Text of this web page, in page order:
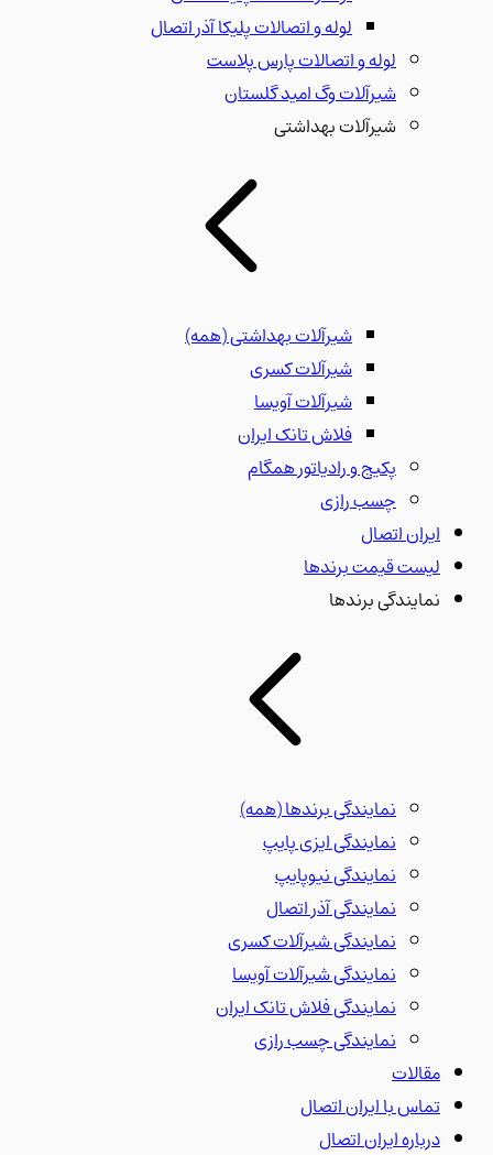
لوله و اتصالات پلیکا آذر اتصال
لوله و اتصالات پارس پلاست
شیرآلات وگ امید گلستان
شیرآلات بهداشتی
شیرآلات بهداشتی(همه)
شیرآلات کسری
شیرآلات آویسا
فلاش تانک ایران
پکیج و رادیاتور همگام
چسب رازی
ایران اتصال
لیست قیمت برندها
نمایندگی برندها
نمایندگی برندها(همه)
نمایندگی ایزی پایپ
نمایندگی نیوپایپ
نمایندگی آذر اتصال
نمایندگی شیرآلات کسری
نمایندگی شیرآلات آویسا
نمایندگی فلاش تانک ایران
نمایندگی چسب رازی
مقالات
تماس با ایران اتصال
درباره ایران اتصال